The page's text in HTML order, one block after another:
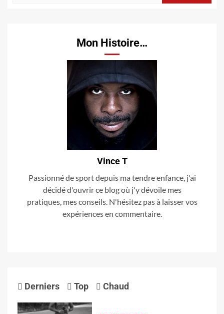
Mon Histoire…
Vince T
Passionné de sport depuis ma tendre enfance, j'ai
décidé d'ouvrir ce blog où j'y dévoile mes
pratiques, mes conseils. N'hésitez pas à laisser vos
expériences en commentaire.
Derniers Top Chaud